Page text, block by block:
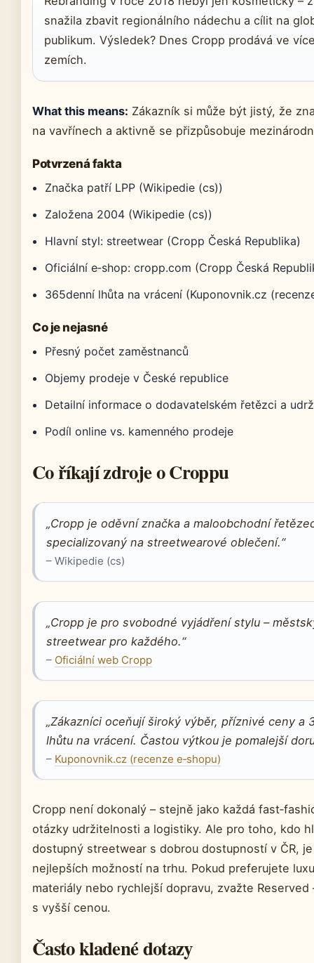
snažila zbavit regionálního nádechu a cílit na
publikum. Výsledek? Dnes Cropp prodává ve
zemích.
What this means: Zákazník si může být jistý, že
na vavřínech a aktivně se přizpůsobuje
Potvrzená fakta
Značka patří LPP (Wikipedie (cs))
Založena 2004 (Wikipedie (cs))
Hlavní styl: streetwear (Cropp Česká Republika)
Oficiální e‑shop: cropp.com (Cropp Česká
365denní lhůta na vrácení (Kuponovnik.cz
Co je nejasné
Přesný počet zaměstnanců
Objemy prodeje v České republice
Detailní informace o dodavatelském řetězci a
Podíl online vs. kamenného prodeje
Co říkají zdroje o Croppu
„Cropp je oděvní značka a maloobchodní
specializovaný na streetwearové oblečení.“
– Wikipedie (cs)
„Cropp je pro svobodné vyjádření stylu –
streetwear pro každého.“
– Oficiální web Cropp
„Zákazníci oceňují široký výběr, příznivé ceny a
lhůtu na vrácení. Častou výtkou je pomalejší
– Kuponovnik.cz (recenze e‑shopu)
Cropp není dokonalý – stejně jako každá
otázky udržitelnosti a logistiky. Ale pro toho, kdo
dostupný streetwear s dobrou dostupností v ČR,
nejlepších možností na trhu. Pokud preferujete
materiály nebo rychlejší dopravu, zvažte
s vyšší cenou.
Často kladené dotazy